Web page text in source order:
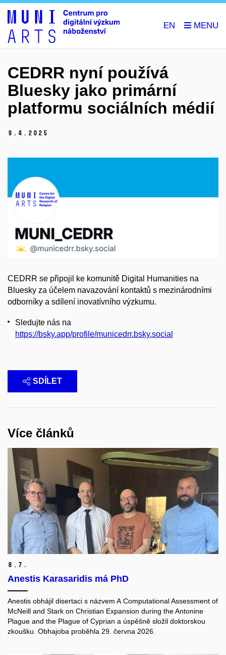
EN
CEDRR nyní používá
Bluesky jako primární
platformu sociálních médií
9. 4. 2025
CEDRR se připojil ke komunitě Digital Humanities na
Bluesky za účelem navazování kontaktů s mezinárodními
odborníky a sdílení inovatívního výzkumu.
Sledujte nás na
https://bsky.app/profile/municedrr.bsky.social
SDÍLET
Více článků
8. 7.
Anestis Karasaridis má PhD
Anestis obhájil disertaci s názvem A Computational Assessment of
McNeill and Stark on Christian Expansion during the Antonine
Plague and the Plague of Cyprian a úspěšně složil doktorskou
zkoušku. Obhajoba proběhla 29. června 2026.